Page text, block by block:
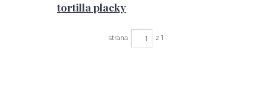
tortilla placky
strana z 1